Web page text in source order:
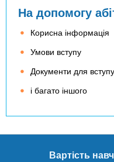
На допомогу
Корисна інформація
Умови вступу
Документи для вступу
і багато іншого
Вартість